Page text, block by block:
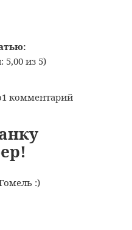
5,00 из 5)
1 комментарийк
:)